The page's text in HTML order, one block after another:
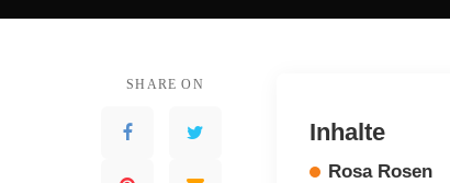
SHARE ON
Inhalte
Rosa Rosen